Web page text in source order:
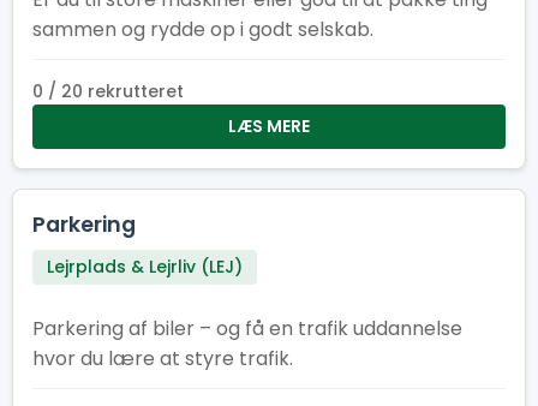
sammen og rydde op i godt selskab.
0 / 20 rekrutteret
LÆS MERE
Parkering
Lejrplads & Lejrliv (LEJ)
Parkering af biler – og få en trafik uddannelse
hvor du lære at styre trafik.